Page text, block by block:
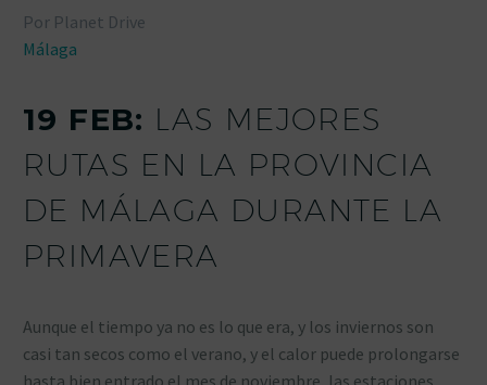
Por Planet Drive
Málaga
19 FEB: LAS MEJORES
RUTAS EN LA PROVINCIA
DE MÁLAGA DURANTE LA
PRIMAVERA
Aunque el tiempo ya no es lo que era, y los inviernos son
casi tan secos como el verano, y el calor puede prolongarse
hasta bien entrado el mes de noviembre, las estaciones